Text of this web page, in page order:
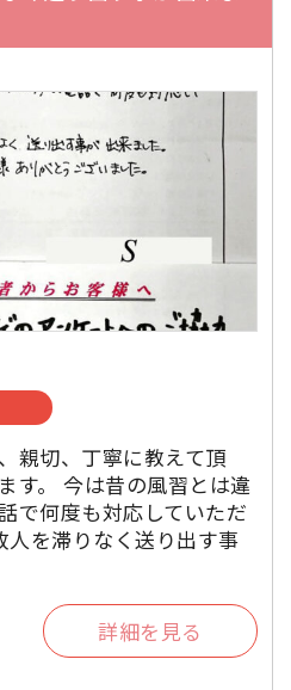
親切、丁寧に教えて頂
す。 今は昔の風習とは違
で何度も対応していただ
を滞りなく送り出す事
詳細を見る